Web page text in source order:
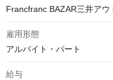
Francfranc BAZAR三井ア
雇用形態
アルバイト・パート
給与